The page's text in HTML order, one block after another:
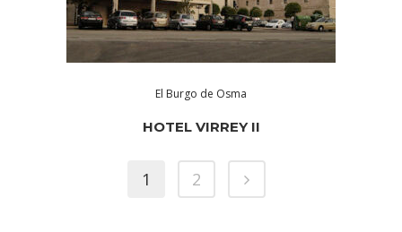
El Burgo de Osma
HOTEL VIRREY II
1 2